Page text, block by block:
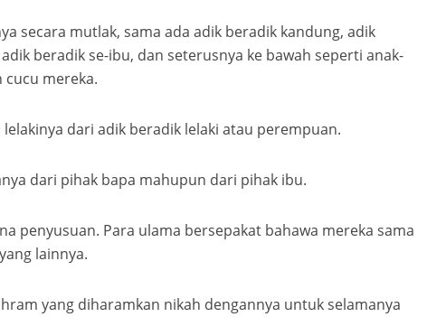
secara mutlak, sama ada adik beradik kandung, adik
beradik se-ibu, dan seterusnya ke bawah seperti anak-
cucu mereka.
lelakinya dari adik beradik lelaki atau perempuan.
dari pihak bapa mahupun dari pihak ibu.
penyusuan. Para ulama bersepakat bahawa mereka sama
lainnya.
yang diharamkan nikah dengannya untuk selamanya